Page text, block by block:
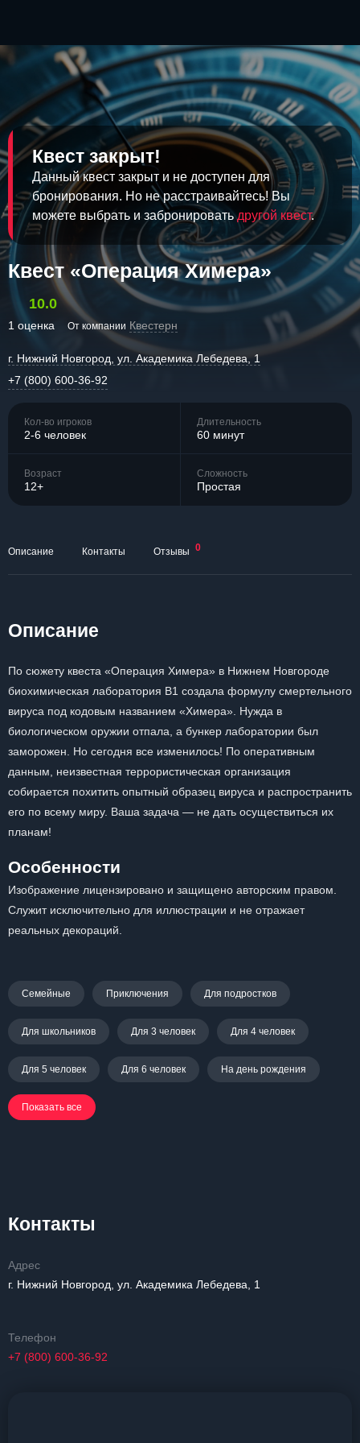
Квест закрыт!
Данный квест закрыт и не доступен для
бронирования. Но не расстраивайтесь! Вы
можете выбрать и забронироватьдругой квест.
Квест «Операция Химера»
10.0
1 оценка От компании Квестерн
г. Нижний Новгород, ул. Академика Лебедева, 1
+7 (800) 600-36-92
Кол-во игроков
2-6 человек
Длительность
60 минут
Возраст
12+
Сложность
Простая
Описание Контакты Отзывы 0
Описание
По сюжету квеста «Операция Химера» в Нижнем Новгороде
биохимическая лаборатория В1 создала формулу смертельного
вируса под кодовым названием «Химера». Нужда в
биологическом оружии отпала, а бункер лаборатории был
заморожен. Но сегодня все изменилось! По оперативным
данным, неизвестная террористическая организация
собирается похитить опытный образец вируса и распространить
его по всему миру. Ваша задача — не дать осуществиться их
планам!
Особенности
Изображение лицензировано и защищено авторским правом.
Служит исключительно для иллюстрации и не отражает
реальных декораций.
Семейные Приключения Для подростков
Для школьников Для 3 человек Для 4 человек
Для 5 человек Для 6 человек На день рождения
Показать все
Контакты
Адрес
г. Нижний Новгород, ул. Академика Лебедева, 1
Телефон
+7 (800) 600-36-92